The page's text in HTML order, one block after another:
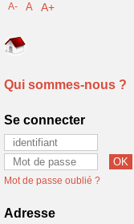
A- A A+
Qui sommes-nous ?
Se connecter
Mot de passe oublié ?
Adresse